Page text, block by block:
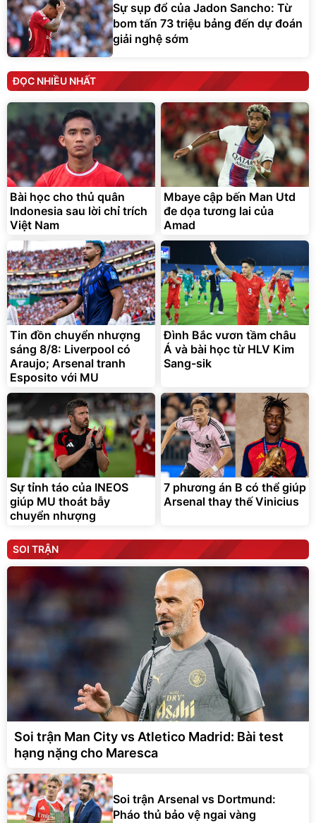
Sự sụp đổ của Jadon Sancho: Từ
bom tấn 73 triệu bảng đến dự đoán
giải nghệ sớm
ĐỌC NHIỀU NHẤT
Bài học cho thủ quân
Indonesia sau lời chỉ trích
Việt Nam
Mbaye cập bến Man Utd
đe dọa tương lai của
Amad
Tin đồn chuyển nhượng
sáng 8/8: Liverpool có
Araujo; Arsenal tranh
Esposito với MU
Đình Bắc vươn tầm châu
Á và bài học từ HLV Kim
Sang-sik
Sự tỉnh táo của INEOS
giúp MU thoát bẫy
chuyển nhượng
7 phương án B có thể giúp
Arsenal thay thế Vinicius
SOI TRẬN
Soi trận Man City vs Atletico Madrid: Bài test
hạng nặng cho Maresca
Soi trận Arsenal vs Dortmund:
Pháo thủ bảo vệ ngai vàng